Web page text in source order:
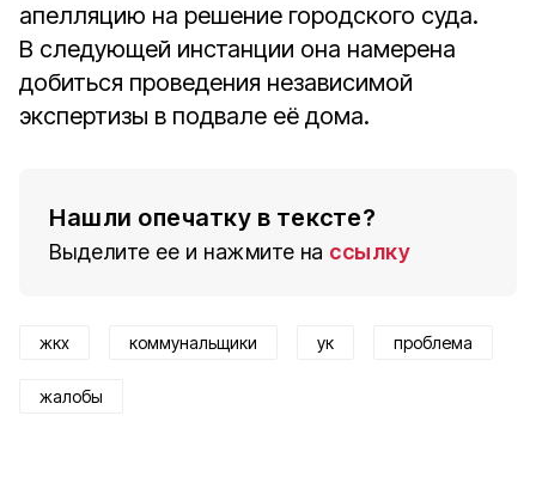
апелляцию на решение городского суда.
В следующей инстанции она намерена
добиться проведения независимой
экспертизы в подвале её дома.
Нашли опечатку в тексте?
Выделите ее и нажмите на ссылку
жкх коммунальщики ук проблема
жалобы